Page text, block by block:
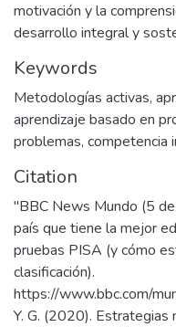
motivación y la
desarrollo integral y
Keywords
Metodologías activas,
aprendizaje basado en
problemas, competencia
Citation
"BBC News Mundo (5
país que tiene la mejor
pruebas PISA (y cómo
clasificación).
https://www.bbc.com/
Y. G. (2020).